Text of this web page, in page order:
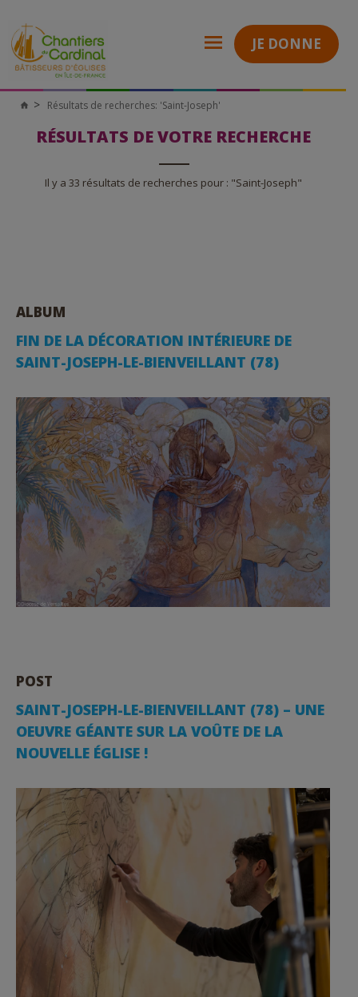
JE DONNE
Chantiers
Cardinal
Résultats de recherches: 'Saint-Joseph'
RÉSULTATS DE VOTRE RECHERCHE
Il y a 33 résultats de recherches pour : "Saint-Joseph"
ALBUM
FIN DE LA DÉCORATION INTÉRIEURE DE
SAINT-JOSEPH-LE-BIENVEILLANT (78)
POST
SAINT-JOSEPH-LE-BIENVEILLANT (78) – UNE
OEUVRE GÉANTE SUR LA VOÛTE DE LA
NOUVELLE ÉGLISE !